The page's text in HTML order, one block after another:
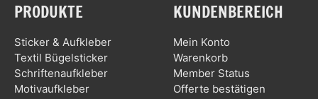
PRODUKTE
Sticker & Aufkleber
Textil Bügelsticker
Schriftenaufkleber
Motivaufkleber
KUNDENBEREICH
Mein Konto
Warenkorb
Member Status
Offerte bestätigen